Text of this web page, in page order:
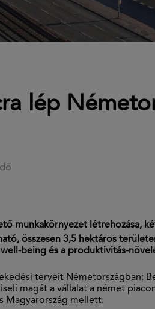
lép
munkakörnyezet létrehozása,
összesen 3,5 hektáros
being és a produktivitás-
terveit Németországban:
magát a vállalat a német
Magyarország mellett.